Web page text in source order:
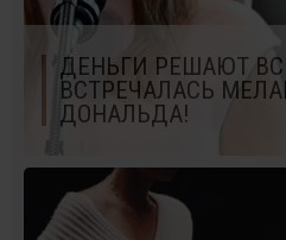
ДЕНЬГИ РЕШАЮТ
ВСТРЕЧАЛАСЬ
ДОНАЛЬДА!